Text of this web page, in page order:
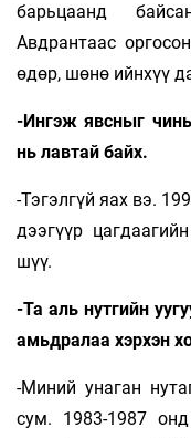
барьцаанд
Авдрантаас
өдөр, шөнө ийнхүү
-Ингэж явсныг
нь лавтай байх.
-Тэгэлгүй яах вэ.
дээгүүр
шүү.
-Та аль нутгийн
амьдралаа хэрхэн
-Миний унаган
сум. 1983-1987